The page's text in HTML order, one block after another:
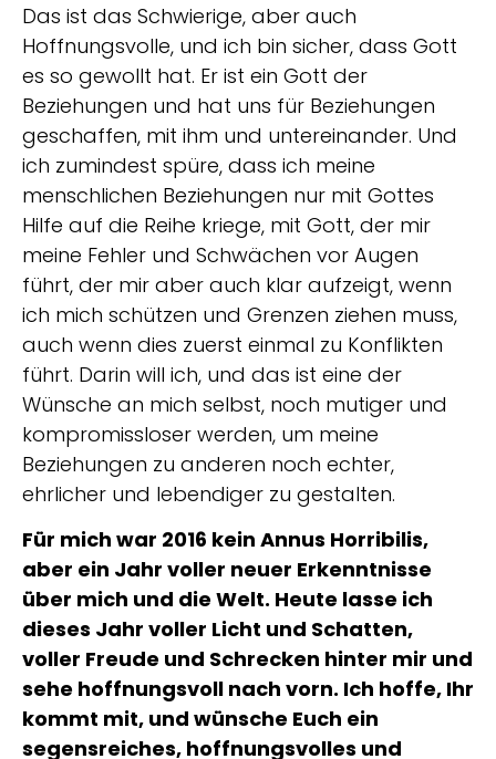
Das ist das Schwierige, aber auch
Hoffnungsvolle, und ich bin sicher, dass Gott
es so gewollt hat. Er ist ein Gott der
Beziehungen und hat uns für Beziehungen
geschaffen, mit ihm und untereinander. Und
ich zumindest spüre, dass ich meine
menschlichen Beziehungen nur mit Gottes
Hilfe auf die Reihe kriege, mit Gott, der mir
meine Fehler und Schwächen vor Augen
führt, der mir aber auch klar aufzeigt, wenn
ich mich schützen und Grenzen ziehen muss,
auch wenn dies zuerst einmal zu Konflikten
führt. Darin will ich, und das ist eine der
Wünsche an mich selbst, noch mutiger und
kompromissloser werden, um meine
Beziehungen zu anderen noch echter,
ehrlicher und lebendiger zu gestalten.
Für mich war 2016 kein Annus Horribilis,
aber ein Jahr voller neuer Erkenntnisse
über mich und die Welt. Heute lasse ich
dieses Jahr voller Licht und Schatten,
voller Freude und Schrecken hinter mir und
sehe hoffnungsvoll nach vorn. Ich hoffe, Ihr
kommt mit, und wünsche Euch ein
segensreiches, hoffnungsvolles und